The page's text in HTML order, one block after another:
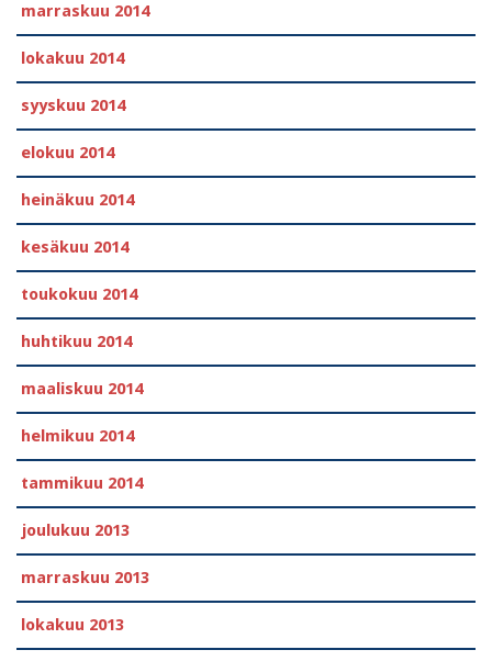
marraskuu 2014
lokakuu 2014
syyskuu 2014
elokuu 2014
heinäkuu 2014
kesäkuu 2014
toukokuu 2014
huhtikuu 2014
maaliskuu 2014
helmikuu 2014
tammikuu 2014
joulukuu 2013
marraskuu 2013
lokakuu 2013